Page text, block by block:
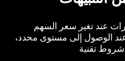
عند تغير سعر السهم
الوصول إلى مستوى محدد،
شروط تقنية